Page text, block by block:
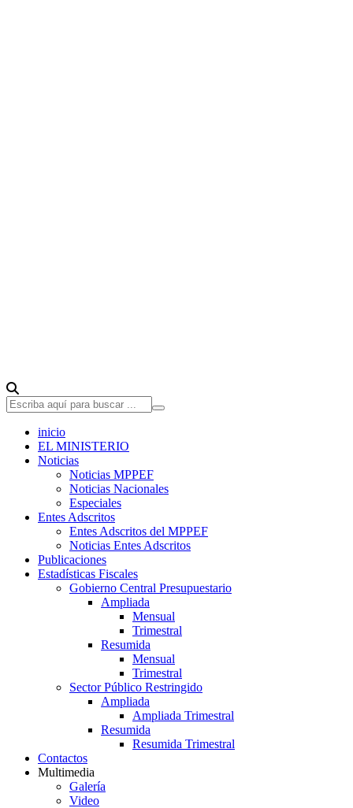
inicio
EL MINISTERIO
Noticias
Noticias MPPEF
Noticias Nacionales
Especiales
Entes Adscritos
Entes Adscritos del MPPEF
Noticias Entes Adscritos
Publicaciones
Estadísticas Fiscales
Gobierno Central Presupuestario
Ampliada
Mensual
Trimestral
Resumida
Mensual
Trimestral
Sector Público Restringido
Ampliada
Ampliada Trimestral
Resumida
Resumida Trimestral
Contactos
Multimedia
Galería
Video